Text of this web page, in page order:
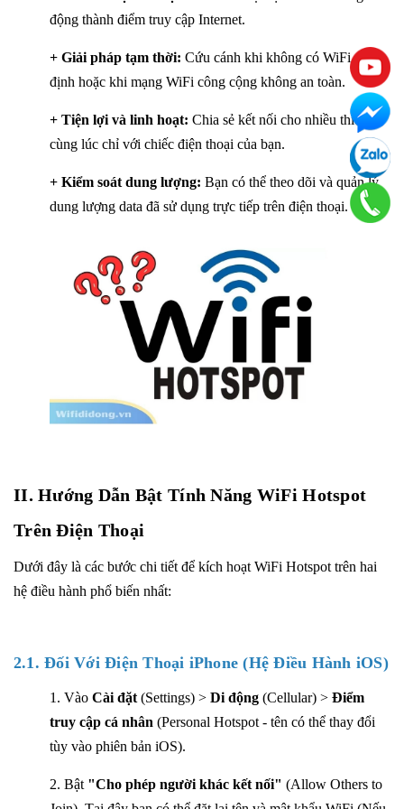
động thành điểm truy cập Internet.
+ Giải pháp tạm thời: Cứu cánh khi không có WiFi cố
định hoặc khi mạng WiFi công cộng không an toàn.
+ Tiện lợi và linh hoạt: Chia sẻ kết nối cho nhiều thiết bị
cùng lúc chỉ với chiếc điện thoại của bạn.
+ Kiểm soát dung lượng: Bạn có thể theo dõi và quản lý
dung lượng data đã sử dụng trực tiếp trên điện thoại.
II. Hướng Dẫn Bật Tính Năng WiFi Hotspot
Trên Điện Thoại
Dưới đây là các bước chi tiết để kích hoạt WiFi Hotspot trên hai
hệ điều hành phổ biến nhất:
2.1. Đối Với Điện Thoại iPhone (Hệ Điều Hành iOS)
1. Vào Cài đặt (Settings) > Di động (Cellular) > Điểm
truy cập cá nhân (Personal Hotspot - tên có thể thay đổi
tùy vào phiên bản iOS).
2. Bật "Cho phép người khác kết nối" (Allow Others to